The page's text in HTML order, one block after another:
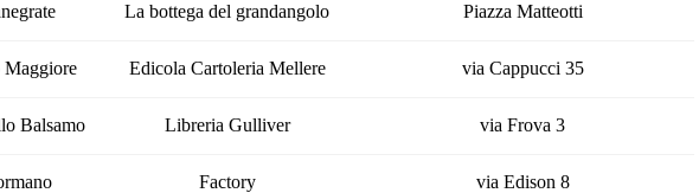
La bottega del grandangolo Piazza Matteotti
Maggiore Edicola Cartoleria Mellere via Cappucci 35
Balsamo Libreria Gulliver via Frova 3
Factory via Edison 8